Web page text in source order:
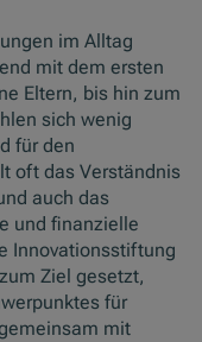
im Alltag
mit dem ersten
Eltern, bis hin zum
sich wenig
für den
oft das Verständnis
auch das
und finanzielle
Innovationsstiftung
Ziel gesetzt,
für
mit